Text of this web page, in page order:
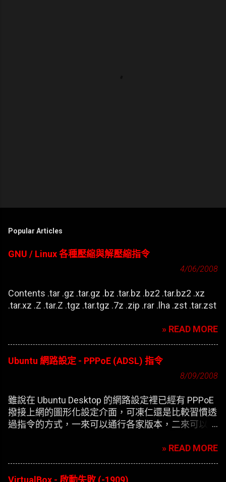
Popular Articles
GNU / Linux 各種壓縮與解壓縮指令
4/06/2008
Contents .tar .gz .tar.gz .bz .tar.bz .bz2 .tar.bz2 .xz
.tar.xz .Z .tar.Z .tgz .tar.tgz .7z .zip .rar .lha .zst .tar.zst
» READ MORE
Ubuntu 網路設定 - PPPoE (ADSL) 指令
8/09/2008
雖說在 Ubuntu Desktop 的網路設定裡已經有 PPPoE
撥接上網的圖形化設定介面，可凍仁還是比較習慣透
過指令的方式，一來可以通行各家版本，二來可以在
» READ MORE
VirtualBox - 啟動失敗 (-1909)